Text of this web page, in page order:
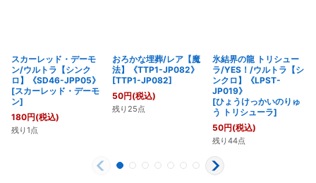
スカーレッド・デーモ
ン/ウルトラ【シンク
ロ】《SD46-JPP05》
[スカーレッド・デーモ
ン]
180円(税込)
残り1点
おろかな埋葬/レア【魔
法】《TTP1-JP082》
[TTP1-JP082]
50円(税込)
残り25点
氷結界の龍 トリシュー
ラ/YES！/ウルトラ【シ
ンクロ】《LPST-
JP019》
[ひょうけっかいのりゅ
う トリシューラ]
50円(税込)
残り44点